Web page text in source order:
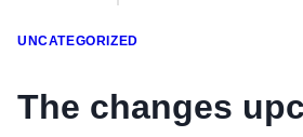
UNCATEGORIZED
The changes